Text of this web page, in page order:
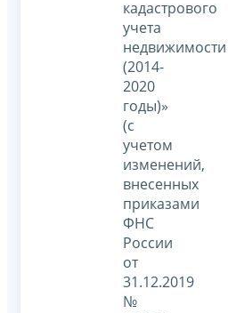
кадастрового
учета
недвижимости
(2014-
2020
годы)»
(с
учетом
изменений,
внесенных
приказами
ФНС
России
от
31.12.2019
№